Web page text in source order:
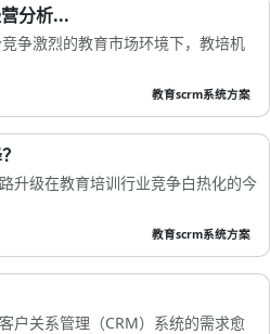
分析...
争激烈的教育市场环境下，教培机
教育scrm系统方案
升级在教育培训行业竞争白热化的今
教育scrm系统方案
户关系管理（CRM）系统的需求愈